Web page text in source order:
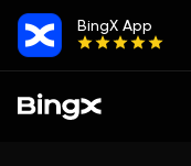
BingX App